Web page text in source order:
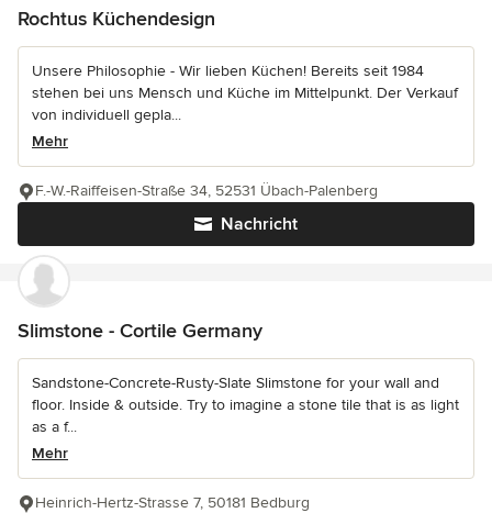
Rochtus Küchendesign
Unsere Philosophie - Wir lieben Küchen! Bereits seit 1984
stehen bei uns Mensch und Küche im Mittelpunkt. Der Verkauf
von individuell gepla...
Mehr
Nachricht
F.-W.-Raiffeisen-Straße 34, 52531 Übach-Palenberg
Slimstone - Cortile Germany
Sandstone-Concrete-Rusty-Slate Slimstone for your wall and
floor. Inside & outside. Try to imagine a stone tile that is as light
as a f...
Mehr
Heinrich-Hertz-Strasse 7, 50181 Bedburg